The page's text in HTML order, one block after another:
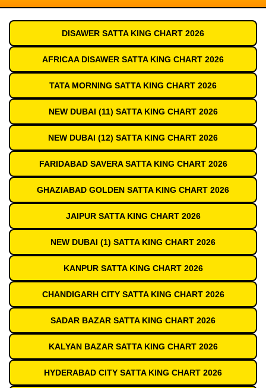
DISAWER SATTA KING CHART 2026
AFRICAA DISAWER SATTA KING CHART 2026
TATA MORNING SATTA KING CHART 2026
NEW DUBAI (11) SATTA KING CHART 2026
NEW DUBAI (12) SATTA KING CHART 2026
FARIDABAD SAVERA SATTA KING CHART 2026
GHAZIABAD GOLDEN SATTA KING CHART 2026
JAIPUR SATTA KING CHART 2026
NEW DUBAI (1) SATTA KING CHART 2026
KANPUR SATTA KING CHART 2026
CHANDIGARH CITY SATTA KING CHART 2026
SADAR BAZAR SATTA KING CHART 2026
KALYAN BAZAR SATTA KING CHART 2026
HYDERABAD CITY SATTA KING CHART 2026